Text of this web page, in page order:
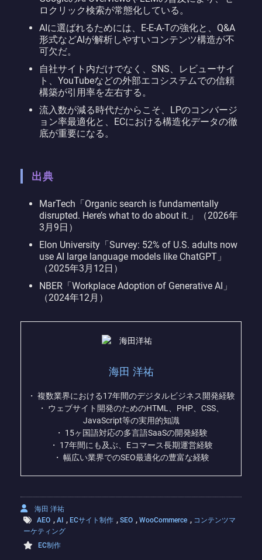
ロクリック検索が常態化している。
AIに選ばれるためには、E-E-A-Tの強化と、Q&A
形式などAIが解析しやすいコンテンツ構造が不
可欠だ。
自社サイト内だけでなく、SNS、レビューサイ
ト、YouTubeなどの外部エコシステムでの信頼
構築が引用率を左右する。
流入数が減る時代だからこそ、LPのコンバージ
ョン率最適化と、ECにおける構造化データの徹
底が重要になる。
出典
MarTech「Organic search is fundamentally
disrupted. Here’s what to do about it.」（2026年
3月9日）
Elon University「Survey: 52% of U.S. adults now
use AI large language models like ChatGPT」
（2025年3月12日）
NBER「Workplace Adoption of Generative AI」
（2024年12月）
海田 洋祐
・ 複数業界における17年間のデジタルビジネス開発経験
・ ウェブサイト開発のためのHTML、PHP、CSS、
JavaScript等の実用的知識
・ 15ヶ国語対応の多言語SaaSの開発経験
・ 17年間にも及ぶ、Eコマース長期運営経験
・ 幅広い業界でのSEO最適化の豊富な経験
海田 洋祐
AEO , AI , ECサイト制作 , SEO , WooCommerce , コンテンツマ
ーケティング
EC制作